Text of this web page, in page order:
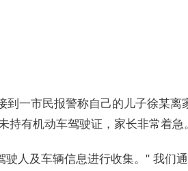
到一市民报警称自己的儿子徐某
持有机动车驾驶证，家长非常着急
人及车辆信息进行收集。" 我们